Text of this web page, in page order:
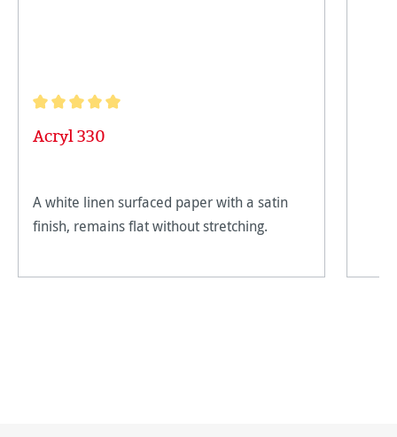
Acryl 330
A white linen surfaced paper with a satin
finish, remains flat without stretching.